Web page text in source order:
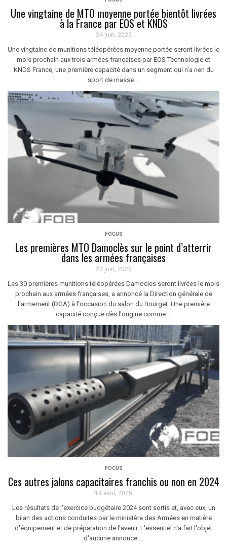
Une vingtaine de MTO moyenne portée bientôt livrées
à la France par EOS et KNDS
24 juin, 2025
Une vingtaine de munitions téléopérées moyenne portée seront livrées le
mois prochain aux trois armées françaises par EOS Technologie et
KNDS France, une première capacité dans un segment qui n'a rien du
sport de masse ...
FOCUS
Les premières MTO Damoclès sur le point d’atterrir
dans les armées françaises
23 juin, 2025
Les 30 premières munitions téléopérées Damocles seront livrées le mois
prochain aux armées françaises, a annoncé la Direction générale de
l'armement (DGA) à l'occasion du salon du Bourget. Une première
capacité conçue dès l'origine comme ...
FOCUS
Ces autres jalons capacitaires franchis ou non en 2024
19 avril, 2025
Les résultats de l'exercice budgétaire 2024 sont sortis et, avec eux, un
bilan des actions conduites par le ministère des Armées en matière
d'équipement et de préparation de l'avenir. L'essentiel n'a fait l'objet
d'aucune annonce ...